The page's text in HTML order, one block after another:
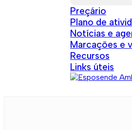
Preçário
Plano de
Notícias e
Marcações e
Recursos
Links úteis